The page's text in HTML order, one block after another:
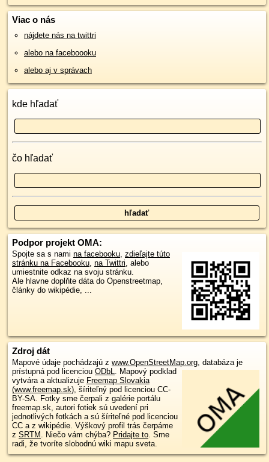
Viac o nás
nájdete nás na twittri
alebo na faceboooku
alebo aj v správach
kde hľadať
čo hľadať
Podpor projekt OMA:
Spojte sa s nami na facebooku, zdieľajte túto
stránku na Facebooku, na Twittri, alebo
umiestnite odkaz na svoju stránku.
Ale hlavne doplňte dáta do Openstreetmap,
články do wikipédie, ...
Zdroj dát
Mapové údaje pochádzajú z www.OpenStreetMap.org, databáza je
prístupná pod licenciou ODbL. Mapový podklad
vytvára a aktualizuje Freemap Slovakia
(www.freemap.sk), šíriteľný pod licenciou CC-
BY-SA. Fotky sme čerpali z galérie portálu
freemap.sk, autori fotiek sú uvedení pri
jednotlivých fotkách a sú šíriteľné pod licenciou
CC a z wikipédie. Výškový profil trás čerpáme
z SRTM . Niečo vám chýba? Pridajte to. Sme
radi, že tvoríte slobodnú wiki mapu sveta.